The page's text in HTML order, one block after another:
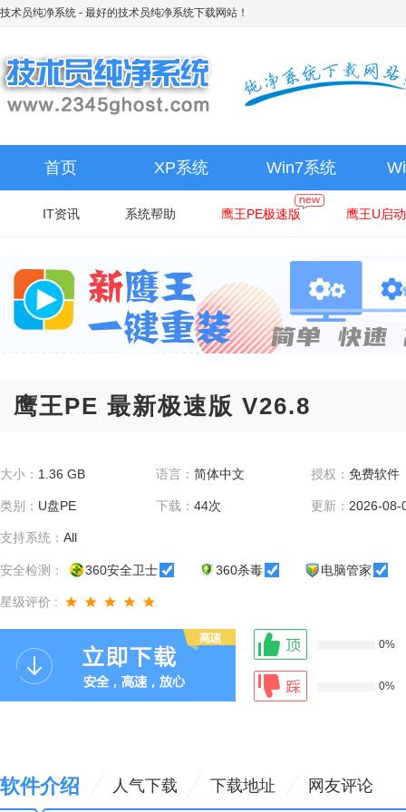
技术员纯净系统 - 最好的技术员纯净系统下载网站！
首页 XP系统 Win7系统
IT资讯 系统帮助 鹰王PE极速版 鹰王U启
鹰王PE 最新极速版 V26.8
大小： 1.36 GB 语言： 简体中文 授权：免费软件
类别： U盘PE 下载： 44次 更新： 2026-08-
支持系统： All
安全检测： 360安全卫士 360杀毒 电脑管家
星级评价 :
0%
0%
软件介绍 人气下载 下载地址 网友评论